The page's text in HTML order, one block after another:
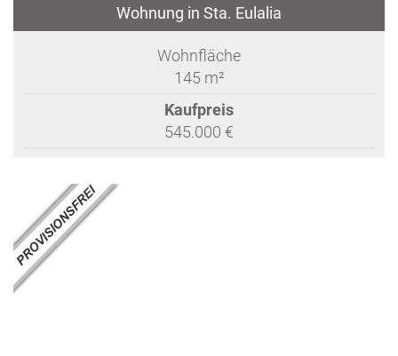
Wohnung in Sta. Eulalia
Wohnfläche
145 m²
Kaufpreis
545.000 €